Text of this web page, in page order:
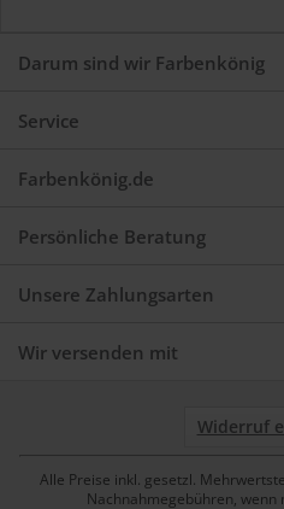
Darum sind wir Farbenkönig
Service
Farbenkönig.de
Persönliche Beratung
Unsere Zahlungsarten
Wir versenden mit
Widerruf
Alle Preise inkl. gesetzl.
Nachnahmegebühren, wenn